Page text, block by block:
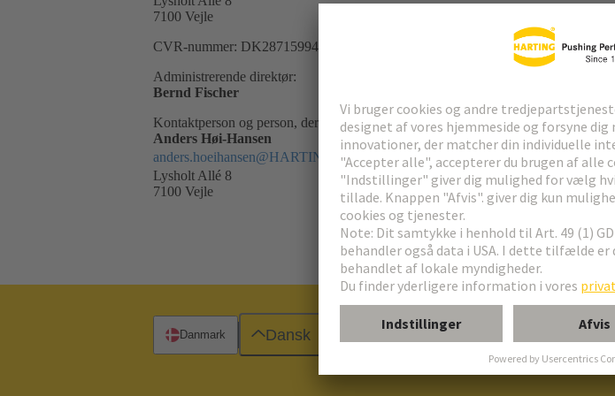
7100 Vejle
CVR-nummer: DK28715994
Administrerende direktør:
Bernd Fischer
Kontaktperson og person, der er ansvarlig for udbyderens journalistiske og
Anders Høi-Hansen
anders.hoeihansen@HARTING.com
Lysholt Allé 8
7100 Vejle
Danmark Dansk